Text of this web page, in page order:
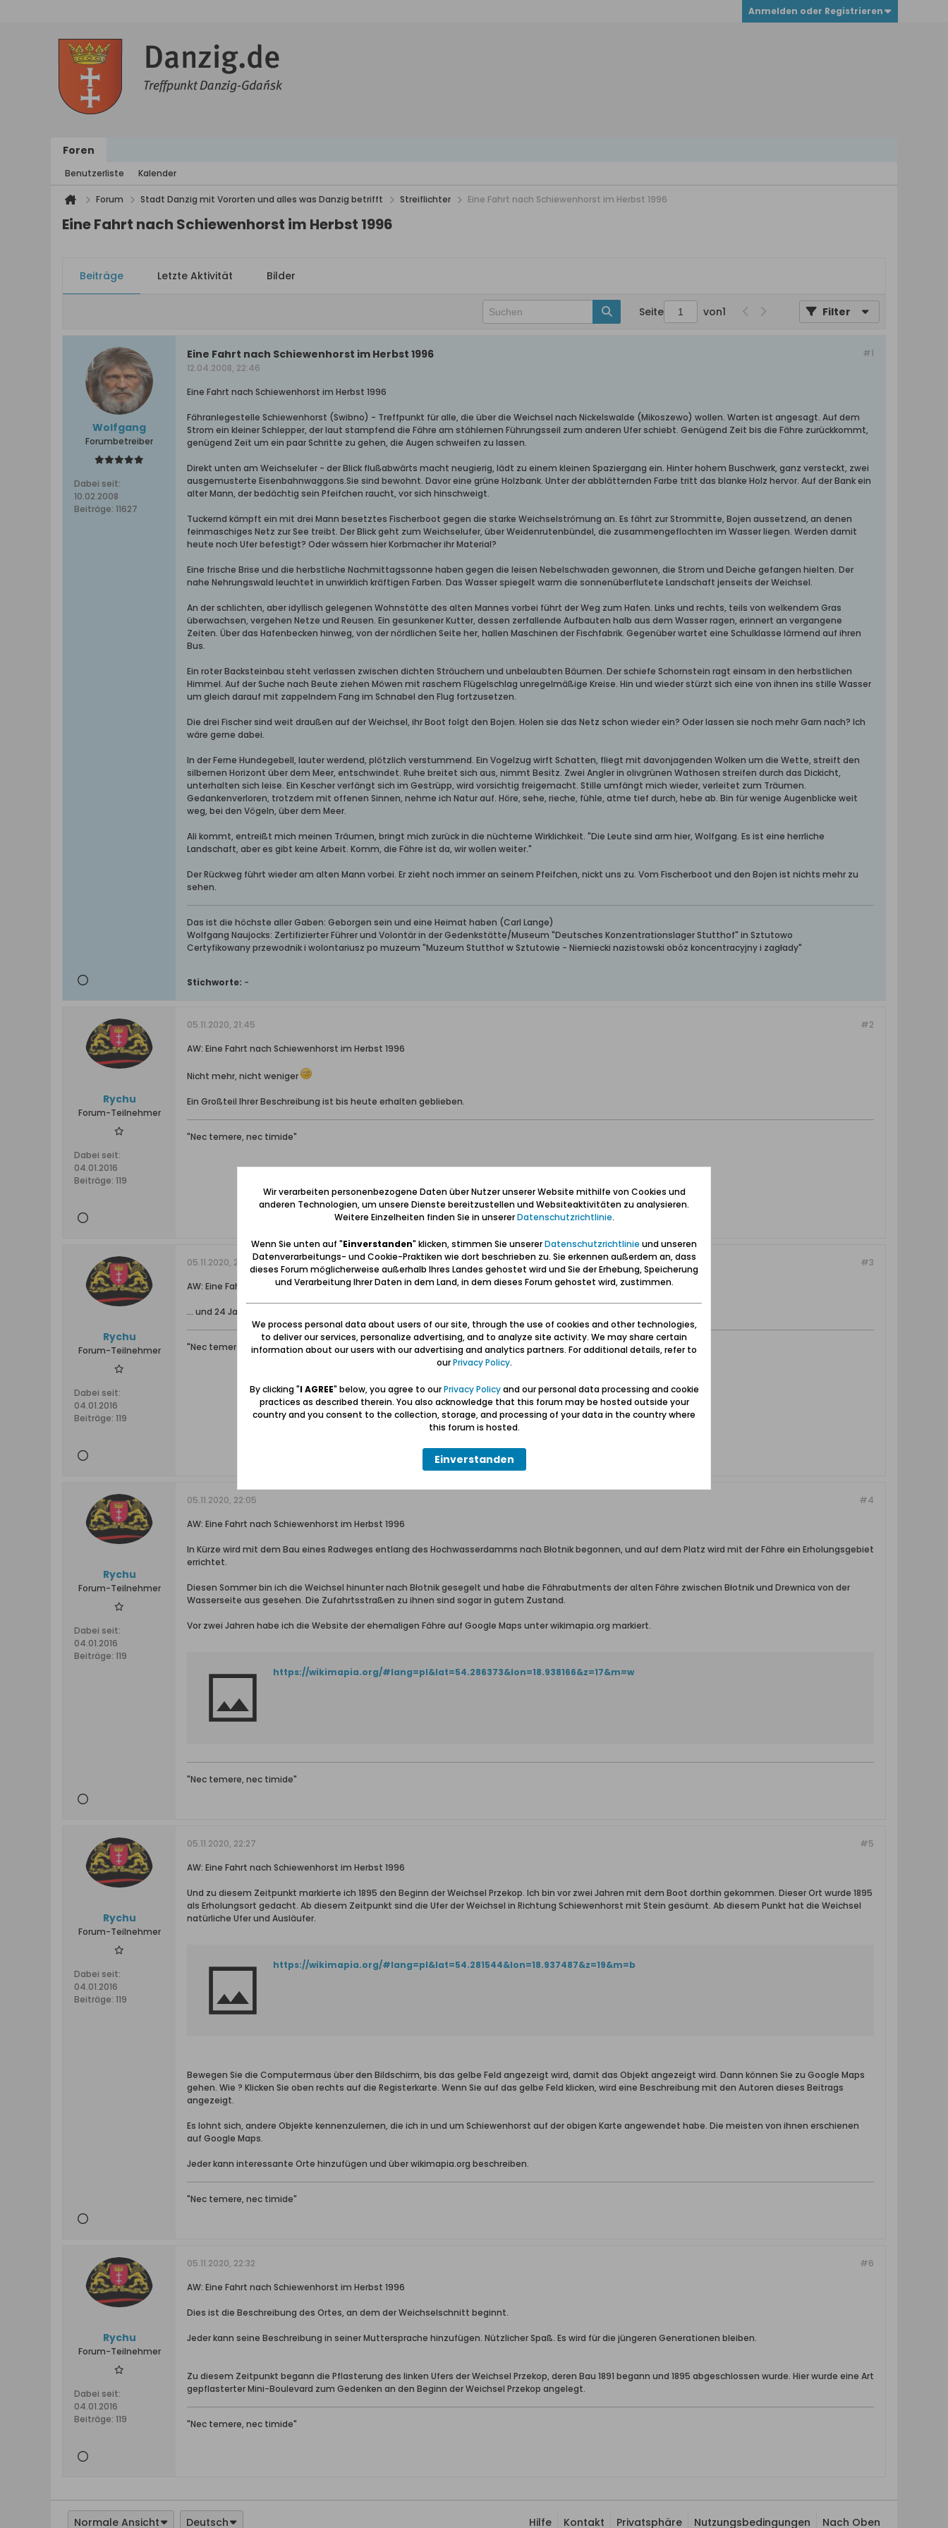
Anmelden oder Registrieren
Foren
Benutzerliste Kalender
Forum Stadt Danzig mit Vororten und alles was Danzig betrifft Streiflichter Eine Fahrt nach Schiewenhorst im Herbst 1996
Eine Fahrt nach Schiewenhorst im Herbst 1996
Beiträge Letzte Aktivität Bilder
Seite von1 Filter
Wolfgang
Forumbetreiber
Dabei seit:
10.02.2008
Beiträge: 11627
#1
Eine Fahrt nach Schiewenhorst im Herbst 1996
12.04.2008, 22:46
Eine Fahrt nach Schiewenhorst im Herbst 1996
Fähranlegestelle Schiewenhorst (Swibno) - Treffpunkt für alle, die über die Weichsel nach Nickelswalde (Mikoszewo) wollen. Warten ist angesagt. Auf dem
Strom ein kleiner Schlepper, der laut stampfend die Fähre am stählernen Führungsseil zum anderen Ufer schiebt. Genügend Zeit bis die Fähre zurückkommt,
genügend Zeit um ein paar Schritte zu gehen, die Augen schweifen zu lassen.
Direkt unten am Weichselufer - der Blick flußabwärts macht neugierig, lädt zu einem kleinen Spaziergang ein. Hinter hohem Buschwerk, ganz versteckt, zwei
ausgemusterte Eisenbahnwaggons.Sie sind bewohnt. Davor eine grüne Holzbank. Unter der abblätternden Farbe tritt das blanke Holz hervor. Auf der Bank ein
alter Mann, der bedächtig sein Pfeifchen raucht, vor sich hinschweigt.
Tuckernd kämpft ein mit drei Mann besetztes Fischerboot gegen die starke Weichselströmung an. Es fährt zur Strommitte, Bojen aussetzend, an denen
feinmaschiges Netz zur See treibt. Der Blick geht zum Weichselufer, über Weidenrutenbündel, die zusammengeflochten im Wasser liegen. Werden damit
heute noch Ufer befestigt? Oder wässern hier Korbmacher ihr Material?
Eine frische Brise und die herbstliche Nachmittagssonne haben gegen die leisen Nebelschwaden gewonnen, die Strom und Deiche gefangen hielten. Der
nahe Nehrungswald leuchtet in unwirklich kräftigen Farben. Das Wasser spiegelt warm die sonnenüberflutete Landschaft jenseits der Weichsel.
An der schlichten, aber idyllisch gelegenen Wohnstätte des alten Mannes vorbei führt der Weg zum Hafen. Links und rechts, teils von welkendem Gras
überwachsen, vergehen Netze und Reusen. Ein gesunkener Kutter, dessen zerfallende Aufbauten halb aus dem Wasser ragen, erinnert an vergangene
Zeiten. Über das Hafenbecken hinweg, von der nördlichen Seite her, hallen Maschinen der Fischfabrik. Gegenüber wartet eine Schulklasse lärmend auf ihren
Bus.
Ein roter Backsteinbau steht verlassen zwischen dichten Sträuchern und unbelaubten Bäumen. Der schiefe Schornstein ragt einsam in den herbstlichen
Himmel. Auf der Suche nach Beute ziehen Möwen mit raschem Flügelschlag unregelmäßige Kreise. Hin und wieder stürzt sich eine von ihnen ins stille Wasser
um gleich darauf mit zappelndem Fang im Schnabel den Flug fortzusetzen.
Die drei Fischer sind weit draußen auf der Weichsel, ihr Boot folgt den Bojen. Holen sie das Netz schon wieder ein? Oder lassen sie noch mehr Garn nach? Ich
wäre gerne dabei.
In der Ferne Hundegebell, lauter werdend, plötzlich verstummend. Ein Vogelzug wirft Schatten, fliegt mit davonjagenden Wolken um die Wette, streift den
silbernen Horizont über dem Meer, entschwindet. Ruhe breitet sich aus, nimmt Besitz. Zwei Angler in olivgrünen Wathosen streifen durch das Dickicht,
unterhalten sich leise. Ein Kescher verfängt sich im Gestrüpp, wird vorsichtig freigemacht. Stille umfängt mich wieder, verleitet zum Träumen.
Gedankenverloren, trotzdem mit offenen Sinnen, nehme ich Natur auf. Höre, sehe, rieche, fühle, atme tief durch, hebe ab. Bin für wenige Augenblicke weit
weg, bei den Vögeln, über dem Meer.
Ali kommt, entreißt mich meinen Träumen, bringt mich zurück in die nüchterne Wirklichkeit. "Die Leute sind arm hier, Wolfgang. Es ist eine herrliche
Landschaft, aber es gibt keine Arbeit. Komm, die Fähre ist da, wir wollen weiter."
Der Rückweg führt wieder am alten Mann vorbei. Er zieht noch immer an seinem Pfeifchen, nickt uns zu. Vom Fischerboot und den Bojen ist nichts mehr zu
sehen.
Das ist die höchste aller Gaben: Geborgen sein und eine Heimat haben (Carl Lange)
Wolfgang Naujocks: Zertifizierter Führer und Volontär in der Gedenkstätte/Museum "Deutsches Konzentrationslager Stutthof" in Sztutowo
Certyfikowany przewodnik i wolontariusz po muzeum "Muzeum Stutthof w Sztutowie - Niemiecki nazistowski obóz koncentracyjny i zagłady"
Stichworte: -
Rychu
Forum-Teilnehmer
Dabei seit:
04.01.2016
Beiträge: 119
#2
05.11.2020, 21:45
AW: Eine Fahrt nach Schiewenhorst im Herbst 1996
Nicht mehr, nicht weniger
Ein Großteil Ihrer Beschreibung ist bis heute erhalten geblieben.
"Nec temere, nec timide"
Rychu
Forum-Teilnehmer
Dabei seit:
04.01.2016
Beiträge: 119
#3
05.11.2020, 21:47
AW: Eine Fahrt nach Schiewenhorst im Herbst 1996
... und 24 Jahre sind vergangen ...
"Nec temere, nec timide"
Rychu
Forum-Teilnehmer
Dabei seit:
04.01.2016
Beiträge: 119
#4
05.11.2020, 22:05
AW: Eine Fahrt nach Schiewenhorst im Herbst 1996
In Kürze wird mit dem Bau eines Radweges entlang des Hochwasserdamms nach Błotnik begonnen, und auf dem Platz wird mit der Fähre ein Erholungsgebiet
errichtet.
Diesen Sommer bin ich die Weichsel hinunter nach Błotnik gesegelt und habe die Fährabutments der alten Fähre zwischen Błotnik und Drewnica von der
Wasserseite aus gesehen. Die Zufahrtsstraßen zu ihnen sind sogar in gutem Zustand.
Vor zwei Jahren habe ich die Website der ehemaligen Fähre auf Google Maps unter wikimapia.org markiert.
https://wikimapia.org/#lang=pl&lat=54.286373&lon=18.938166&z=17&m=w
"Nec temere, nec timide"
Rychu
Forum-Teilnehmer
Dabei seit:
04.01.2016
Beiträge: 119
#5
05.11.2020, 22:27
AW: Eine Fahrt nach Schiewenhorst im Herbst 1996
Und zu diesem Zeitpunkt markierte ich 1895 den Beginn der Weichsel Przekop. Ich bin vor zwei Jahren mit dem Boot dorthin gekommen. Dieser Ort wurde 1895
als Erholungsort gedacht. Ab diesem Zeitpunkt sind die Ufer der Weichsel in Richtung Schiewenhorst mit Stein gesäumt. Ab diesem Punkt hat die Weichsel
natürliche Ufer und Ausläufer.
https://wikimapia.org/#lang=pl&lat=54.281544&lon=18.937487&z=19&m=b
Bewegen Sie die Computermaus über den Bildschirm, bis das gelbe Feld angezeigt wird, damit das Objekt angezeigt wird. Dann können Sie zu Google Maps
gehen. Wie ? Klicken Sie oben rechts auf die Registerkarte. Wenn Sie auf das gelbe Feld klicken, wird eine Beschreibung mit den Autoren dieses Beitrags
angezeigt.
Es lohnt sich, andere Objekte kennenzulernen, die ich in und um Schiewenhorst auf der obigen Karte angewendet habe. Die meisten von ihnen erschienen
auf Google Maps.
Jeder kann interessante Orte hinzufügen und über wikimapia.org beschreiben.
"Nec temere, nec timide"
Rychu
Forum-Teilnehmer
Dabei seit:
04.01.2016
Beiträge: 119
#6
05.11.2020, 22:32
AW: Eine Fahrt nach Schiewenhorst im Herbst 1996
Dies ist die Beschreibung des Ortes, an dem der Weichselschnitt beginnt.
Jeder kann seine Beschreibung in seiner Muttersprache hinzufügen. Nützlicher Spaß. Es wird für die jüngeren Generationen bleiben.
Zu diesem Zeitpunkt begann die Pflasterung des linken Ufers der Weichsel Przekop, deren Bau 1891 begann und 1895 abgeschlossen wurde. Hier wurde eine Art
gepflasterter Mini-Boulevard zum Gedenken an den Beginn der Weichsel Przekop angelegt.
"Nec temere, nec timide"
Normale Ansicht Deutsch Hilfe Kontakt Privatsphäre Nutzungsbedingungen Nach Oben
Wir verarbeiten personenbezogene Daten über Nutzer unserer Website mithilfe von Cookies und
anderen Technologien, um unsere Dienste bereitzustellen und Websiteaktivitäten zu analysieren.
Weitere Einzelheiten finden Sie in unsererDatenschutzrichtlinie.
Wenn Sie unten auf "Einverstanden" klicken, stimmen Sie unsererDatenschutzrichtlinie und unseren
Datenverarbeitungs- und Cookie-Praktiken wie dort beschrieben zu. Sie erkennen außerdem an, dass
dieses Forum möglicherweise außerhalb Ihres Landes gehostet wird und Sie der Erhebung, Speicherung
und Verarbeitung Ihrer Daten in dem Land, in dem dieses Forum gehostet wird, zustimmen.
We process personal data about users of our site, through the use of cookies and other technologies,
to deliver our services, personalize advertising, and to analyze site activity. We may share certain
information about our users with our advertising and analytics partners. For additional details, refer to
ourPrivacy Policy.
By clicking "I AGREE" below, you agree to ourPrivacy Policyand our personal data processing and cookie
practices as described therein. You also acknowledge that this forum may be hosted outside your
country and you consent to the collection, storage, and processing of your data in the country where
this forum is hosted.
Einverstanden